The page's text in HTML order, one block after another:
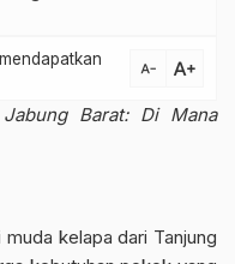
text_decrease text_increase
Barat: Di Mana
kelapa dari Tanjung